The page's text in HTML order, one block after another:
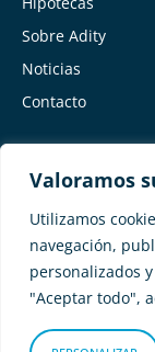
Valoramos
Utilizamos
navegación,
personalizados
"Aceptar todo",
Sobre Adity
Noticias
Contacto